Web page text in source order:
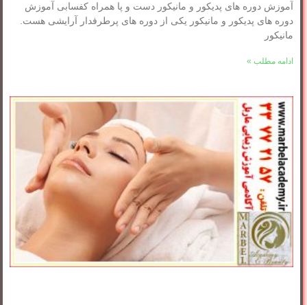
آموزش دوره های پدیکور و مانیکور دست و پا همراه کفسابی آموزش
دوره های پدیکور و مانیکور یکی از دوره های پرطرفدار آرایشی هست.
مانیکور
ادامه مطلب »